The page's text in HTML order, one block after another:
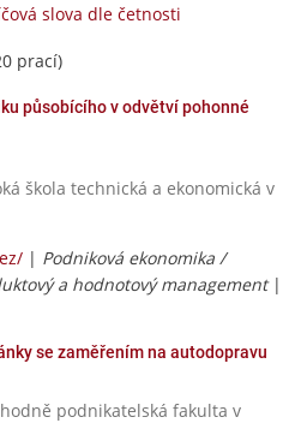
slova dle četnosti
prací)
působícího v odvětví pohonné
škola technická a ekonomická v
| Podniková ekonomika /
a hodnotový management|
se zaměřením na autodopravu
podnikatelská fakulta v